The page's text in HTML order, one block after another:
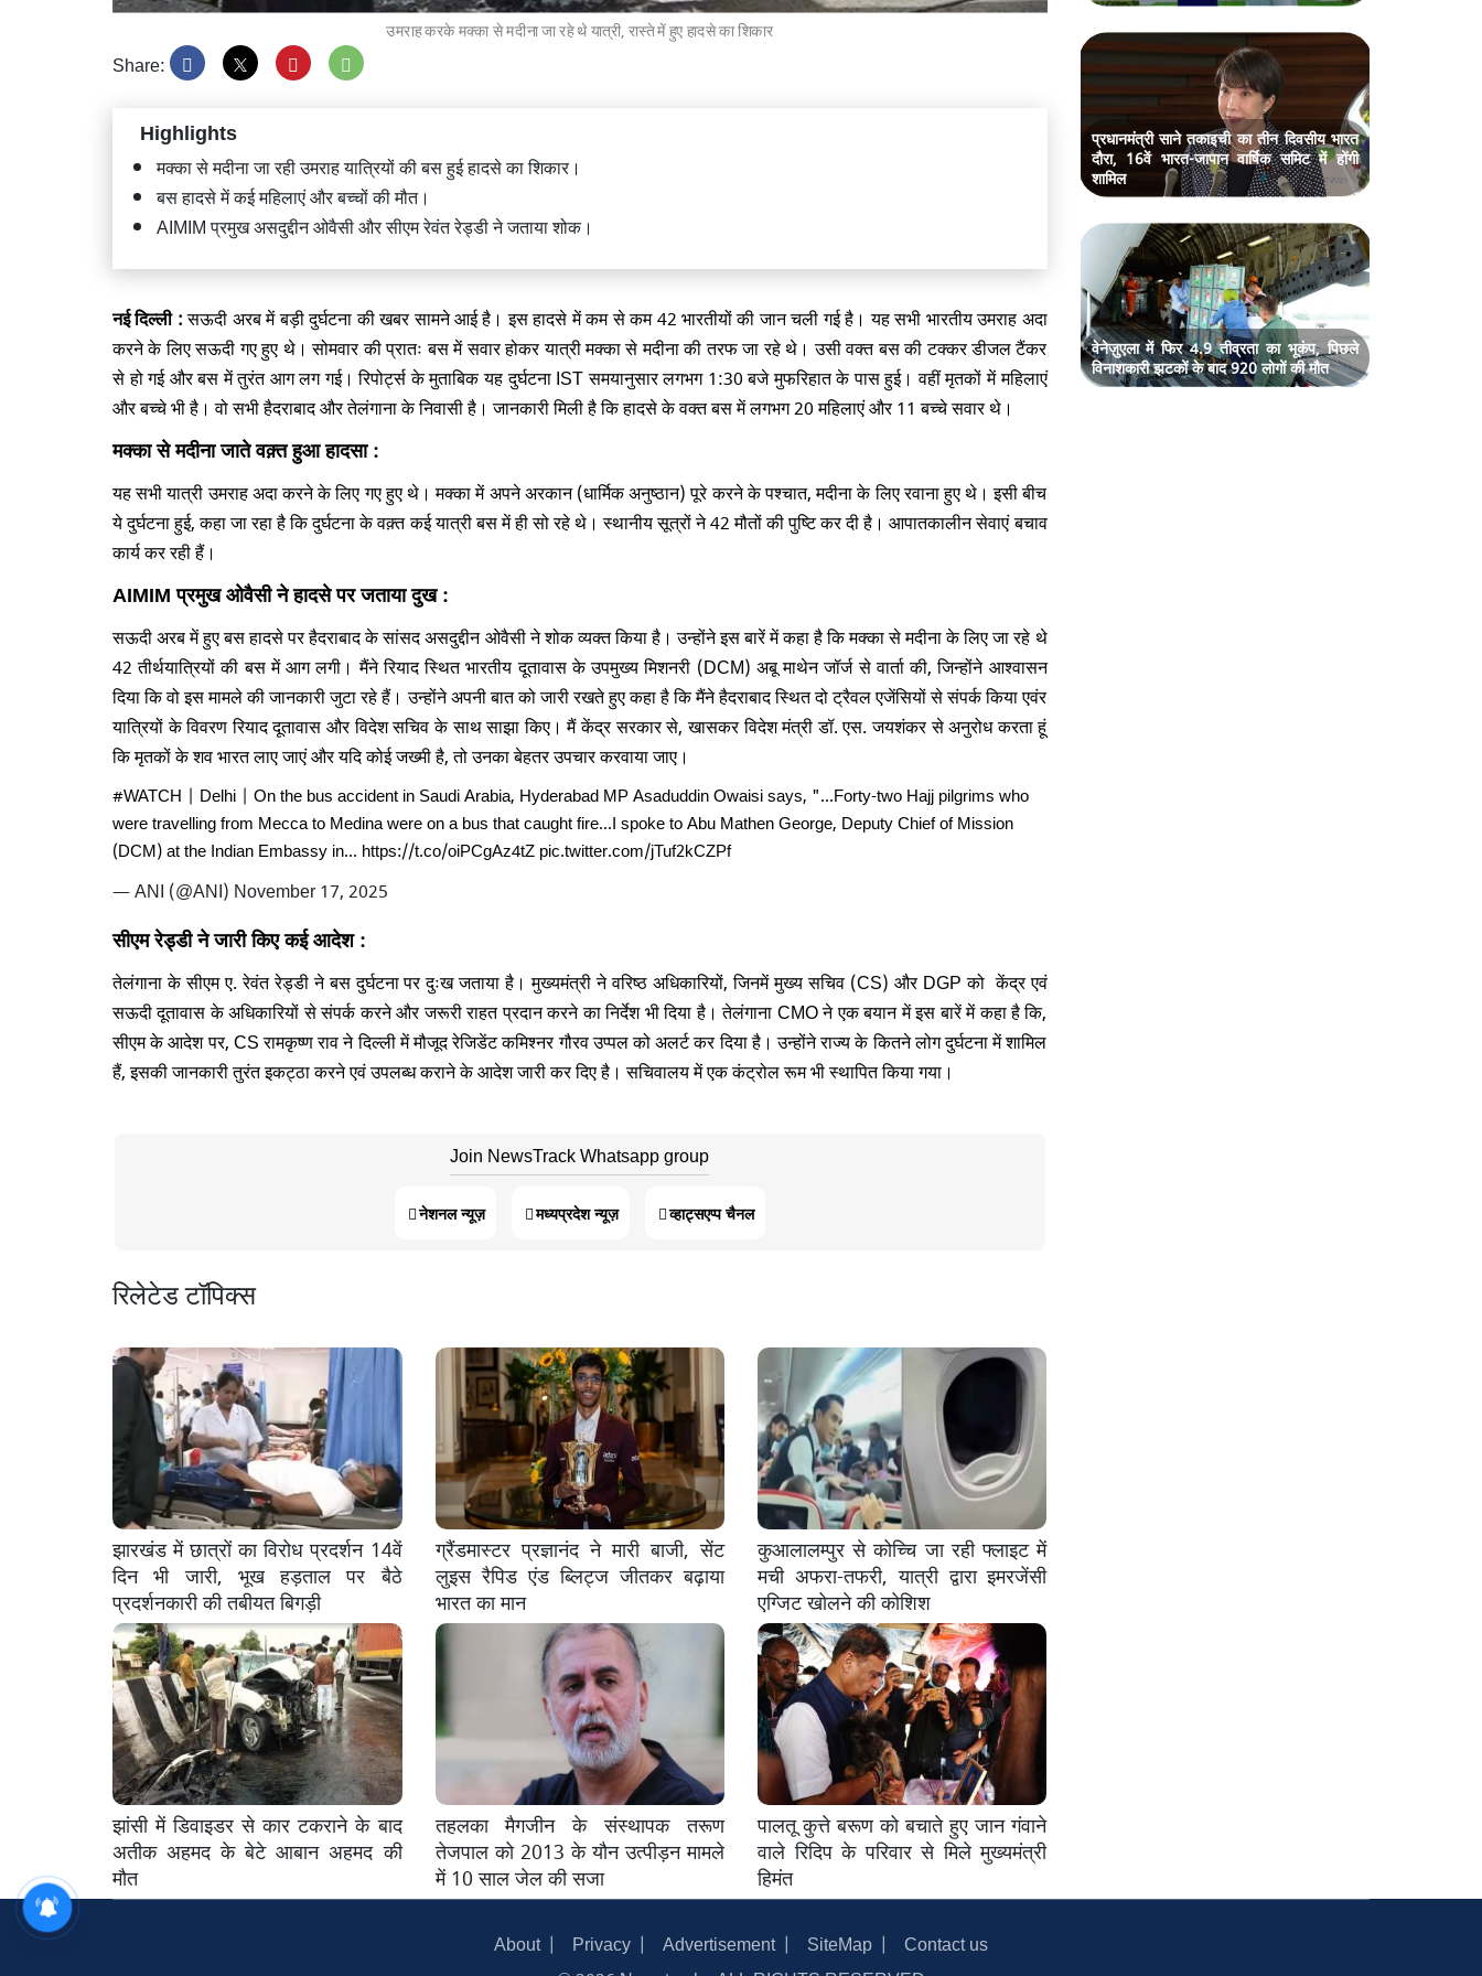
उमराह करके मक्का से मदीना जा रहे थे यात्री, रास्ते में हुए हादसे का शिकार
Share:
Highlights
मक्का से मदीना जा रही उमराह यात्रियों की बस हुई हादसे का शिकार।
बस हादसे में कई महिलाएं और बच्चों की मौत।
AIMIM प्रमुख असदुद्दीन ओवैसी और सीएम रेवंत रेड्डी ने जताया शोक।
नई दिल्ली :सऊदी अरब में बड़ी दुर्घटना की खबर सामने आई है। इस हादसे में कम से कम 42 भारतीयों की जान चली गई है। यह सभी भारतीय उमराह अदा
करने के लिए सऊदी गए हुए थे। सोमवार की प्रातः बस में सवार होकर यात्री मक्का से मदीना की तरफ जा रहे थे। उसी वक्त बस की टक्कर डीजल टैंकर
से हो गई और बस में तुरंत आग लग गई। रिपोर्ट्स के मुताबिक यह दुर्घटना IST समयानुसार लगभग 1:30 बजे मुफरिहात के पास हुई। वहीं मृतकों में महिलाएं
और बच्चे भी है। वो सभी हैदराबाद और तेलंगाना के निवासी है। जानकारी मिली है कि हादसे के वक्त बस में लगभग 20 महिलाएं और 11 बच्चे सवार थे।
मक्का से मदीना जाते वक़्त हुआ हादसा :
यह सभी यात्री उमराह अदा करने के लिए गए हुए थे। मक्का में अपने अरकान (धार्मिक अनुष्ठान) पूरे करने के पश्चात, मदीना के लिए रवाना हुए थे। इसी बीच
ये दुर्घटना हुई, कहा जा रहा है कि दुर्घटना के वक़्त कई यात्री बस में ही सो रहे थे। स्थानीय सूत्रों ने 42 मौतों की पुष्टि कर दी है। आपातकालीन सेवाएं बचाव
कार्य कर रही हैं।
AIMIM प्रमुख ओवैसी ने हादसे पर जताया दुख :
सऊदी अरब में हुए बस हादसे पर हैदराबाद के सांसद असदुद्दीन ओवैसी ने शोक व्यक्त किया है। उन्होंने इस बारें में कहा है कि मक्का से मदीना के लिए जा रहे थे
42 तीर्थयात्रियों की बस में आग लगी। मैंने रियाद स्थित भारतीय दूतावास के उपमुख्य मिशनरी (DCM) अबू माथेन जॉर्ज से वार्ता की, जिन्होंने आश्वासन
दिया कि वो इस मामले की जानकारी जुटा रहे हैं। उन्होंने अपनी बात को जारी रखते हुए कहा है कि मैंने हैदराबाद स्थित दो ट्रैवल एजेंसियों से संपर्क किया एवंर
यात्रियों के विवरण रियाद दूतावास और विदेश सचिव के साथ साझा किए। मैं केंद्र सरकार से, खासकर विदेश मंत्री डॉ. एस. जयशंकर से अनुरोध करता हूं
कि मृतकों के शव भारत लाए जाएं और यदि कोई जख्मी है, तो उनका बेहतर उपचार करवाया जाए।
#WATCH | Delhi | On the bus accident in Saudi Arabia, Hyderabad MP Asaduddin Owaisi says, "...Forty-two Hajj pilgrims who
were travelling from Mecca to Medina were on a bus that caught fire...I spoke to Abu Mathen George, Deputy Chief of Mission
(DCM) at the Indian Embassy in… https://t.co/oiPCgAz4tZpic.twitter.com/jTuf2kCZPf
— ANI (@ANI) November 17, 2025
सीएम रेड्डी ने जारी किए कई आदेश :
तेलंगाना के सीएम ए. रेवंत रेड्डी ने बस दुर्घटना पर दुःख जताया है। मुख्यमंत्री ने वरिष्ठ अधिकारियों, जिनमें मुख्य सचिव (CS) और DGP को केंद्र एवं
सऊदी दूतावास के अधिकारियों से संपर्क करने और जरूरी राहत प्रदान करने का निर्देश भी दिया है। तेलंगाना CMO ने एक बयान में इस बारें में कहा है कि,
सीएम के आदेश पर, CS रामकृष्ण राव ने दिल्ली में मौजूद रेजिडेंट कमिश्नर गौरव उप्पल को अलर्ट कर दिया है। उन्होंने राज्य के कितने लोग दुर्घटना में शामिल
हैं, इसकी जानकारी तुरंत इकट्ठा करने एवं उपलब्ध कराने के आदेश जारी कर दिए है। सचिवालय में एक कंट्रोल रूम भी स्थापित किया गया।
Join NewsTrack Whatsapp group
नेशनल न्यूज़ मध्यप्रदेश न्यूज़ व्हाट्सएप्प चैनल
रिलेटेड टॉपिक्स
झारखंड में छात्रों का विरोध प्रदर्शन 14वें
दिन भी जारी, भूख हड़ताल पर बैठे
प्रदर्शनकारी की तबीयत बिगड़ी
ग्रैंडमास्टर प्रज्ञानंद ने मारी बाजी, सेंट
लुइस रैपिड एंड ब्लिट्ज जीतकर बढ़ाया
भारत का मान
कुआलालम्पुर से कोच्चि जा रही फ्लाइट में
मची अफरा-तफरी, यात्री द्वारा इमरजेंसी
एग्जिट खोलने की कोशिश
झांसी में डिवाइडर से कार टकराने के बाद
अतीक अहमद के बेटे आबान अहमद की
मौत
तहलका मैगजीन के संस्थापक तरूण
तेजपाल को 2013 के यौन उत्पीड़न मामले
में 10 साल जेल की सजा
पालतू कुत्ते बरूण को बचाते हुए जान गंवाने
वाले रिदिप के परिवार से मिले मुख्यमंत्री
हिमंत
दौरा, 16वें भारत-जापान वार्षिक समिट में होंगी
शामिल
वेनेज़ुएला में फिर 4.9 तीव्रता का भूकंप, पिछले
विनाशकारी झटकों के बाद 920 लोगों की मौत
प्रधानमंत्री साने तकाइची का तीन दिवसीय भारत
दौरा, 16वें भारत-जापान वार्षिक समिट में होंगी
शामिल
वेनेज़ुएला में फिर 4.9 तीव्रता का भूकंप, पिछले
विनाशकारी झटकों के बाद 920 लोगों की मौत
About Privacy Advertisement SiteMap
Contact us